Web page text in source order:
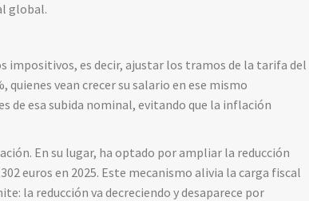
global.
impositivos, es decir, ajustar los tramos de la tarifa del
vean crecer su salario en ese mismo
de esa subida nominal, evitando que la inflación
En su lugar, ha optado por ampliar la reducción
euros en 2025. Este mecanismo alivia la carga fiscal
la reducción va decreciendo y desaparece por